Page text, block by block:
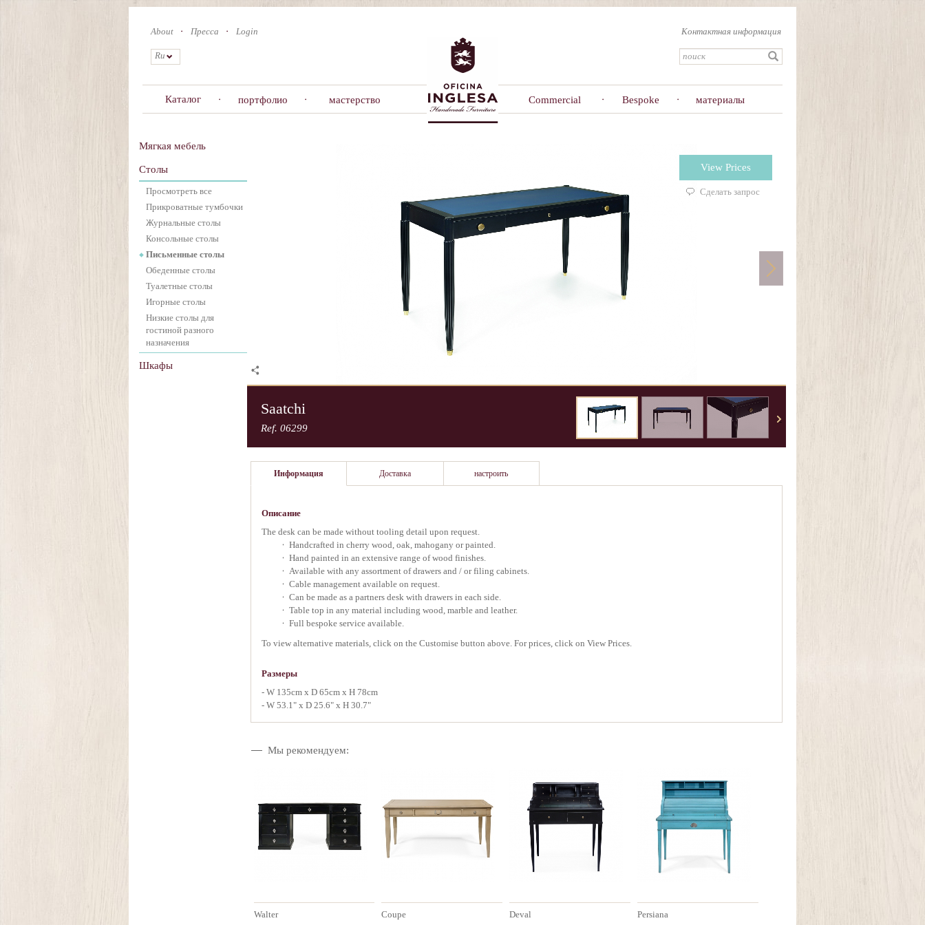
About Пресса Login Контактная информация
Ru
Каталог портфолио мастерство Commercial Bespoke материалы
Мягкая мебель
Столы
Просмотреть все
Прикроватные тумбочки
Журнальные столы
Консольные столы
Письменные столы
Обеденные столы
Туалетные столы
Игорные столы
Низкие столы для
гостиной разного
назначения
Шкафы
View Prices
Сделать запрос
Saatchi
Ref. 06299
Информация Доставка настроить
Описание
The desk can be made without tooling detail upon request.
Handcrafted in cherry wood, oak, mahogany or painted.
Hand painted in an extensive range of wood finishes.
Available with any assortment of drawers and / or filing cabinets.
Cable management available on request.
Can be made as a partners desk with drawers in each side.
Table top in any material including wood, marble and leather.
Full bespoke service available.
To view alternative materials, click on the Customise button above. For prices, click on View Prices.
Размеры
- W 135cm x D 65cm x H 78cm
- W 53.1" x D 25.6" x H 30.7"
Мы рекомендуем:
Walter Coupe Deval Persiana